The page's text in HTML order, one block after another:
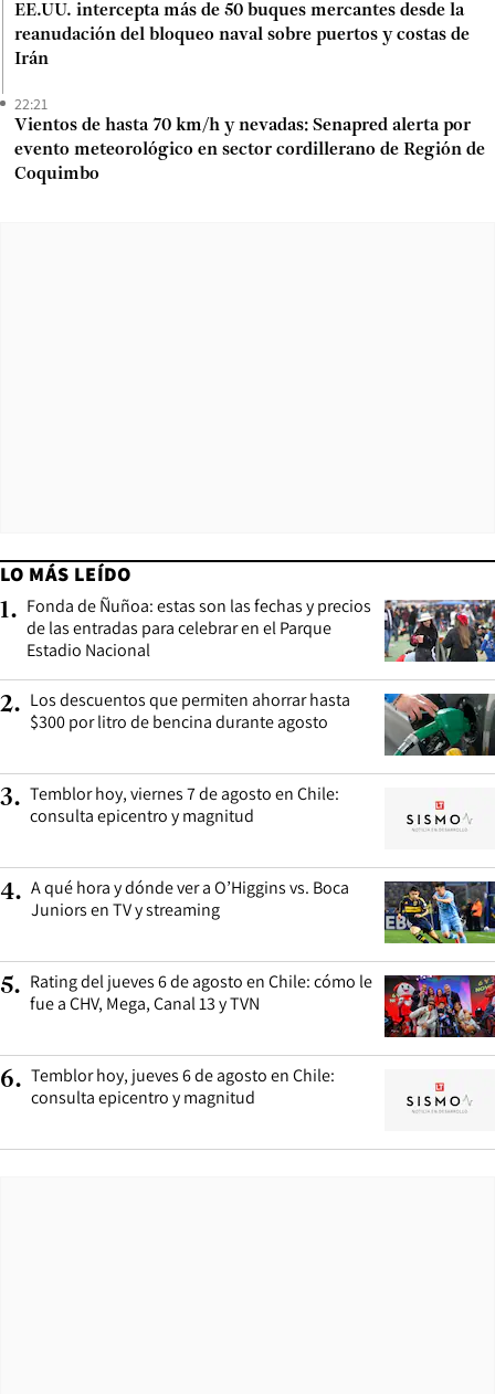
EE.UU. intercepta más de 50 buques mercantes desde la
reanudación del bloqueo naval sobre puertos y costas de
Irán
22:21
Vientos de hasta 70 km/h y nevadas: Senapred alerta por
evento meteorológico en sector cordillerano de Región de
Coquimbo
LO MÁS LEÍDO
1. Fonda de Ñuñoa: estas son las fechas y precios
de las entradas para celebrar en el Parque
Estadio Nacional
2. Los descuentos que permiten ahorrar hasta
$300 por litro de bencina durante agosto
3. Temblor hoy, viernes 7 de agosto en Chile:
consulta epicentro y magnitud
4. A qué hora y dónde ver a O’Higgins vs. Boca
Juniors en TV y streaming
5. Rating del jueves 6 de agosto en Chile: cómo le
fue a CHV, Mega, Canal 13 y TVN
6. Temblor hoy, jueves 6 de agosto en Chile:
consulta epicentro y magnitud